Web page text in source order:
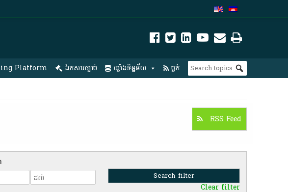
Platform ឯកសារច្បាប់ ឃ្លាំងទិន្នន័យ ប្លក់
RSS Feed
Clear filter